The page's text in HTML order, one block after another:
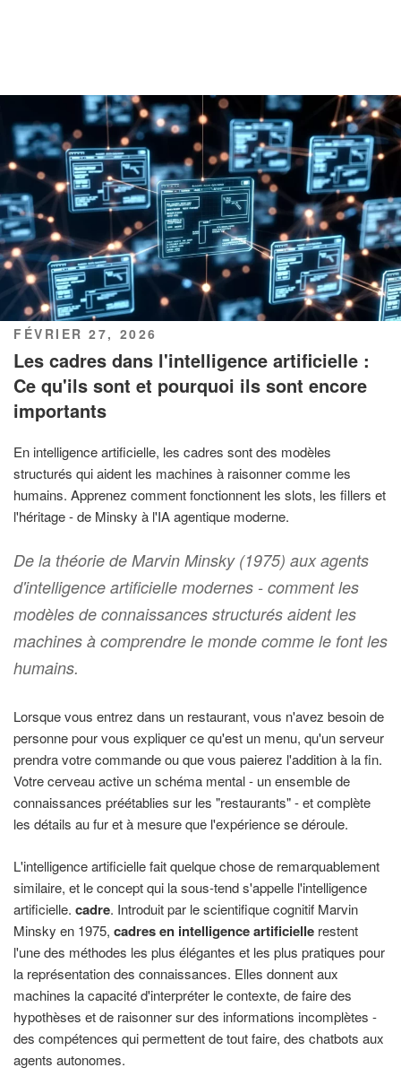
PUBLIÉ
LE
FÉVRIER 27, 2026
Les cadres dans l'intelligence artificielle :
Ce qu'ils sont et pourquoi ils sont encore
importants
En intelligence artificielle, les cadres sont des modèles
structurés qui aident les machines à raisonner comme les
humains. Apprenez comment fonctionnent les slots, les fillers et
l'héritage - de Minsky à l'IA agentique moderne.
De la théorie de Marvin Minsky (1975) aux agents
d'intelligence artificielle modernes - comment les
modèles de connaissances structurés aident les
machines à comprendre le monde comme le font les
humains.
Lorsque vous entrez dans un restaurant, vous n'avez besoin de
personne pour vous expliquer ce qu'est un menu, qu'un serveur
prendra votre commande ou que vous paierez l'addition à la fin.
Votre cerveau active un schéma mental - un ensemble de
connaissances préétablies sur les "restaurants" - et complète
les détails au fur et à mesure que l'expérience se déroule.
L'intelligence artificielle fait quelque chose de remarquablement
similaire, et le concept qui la sous-tend s'appelle l'intelligence
artificielle. cadre. Introduit par le scientifique cognitif Marvin
Minsky en 1975, cadres en intelligence artificielle restent
l'une des méthodes les plus élégantes et les plus pratiques pour
la représentation des connaissances. Elles donnent aux
machines la capacité d'interpréter le contexte, de faire des
hypothèses et de raisonner sur des informations incomplètes -
des compétences qui permettent de tout faire, des chatbots aux
agents autonomes.